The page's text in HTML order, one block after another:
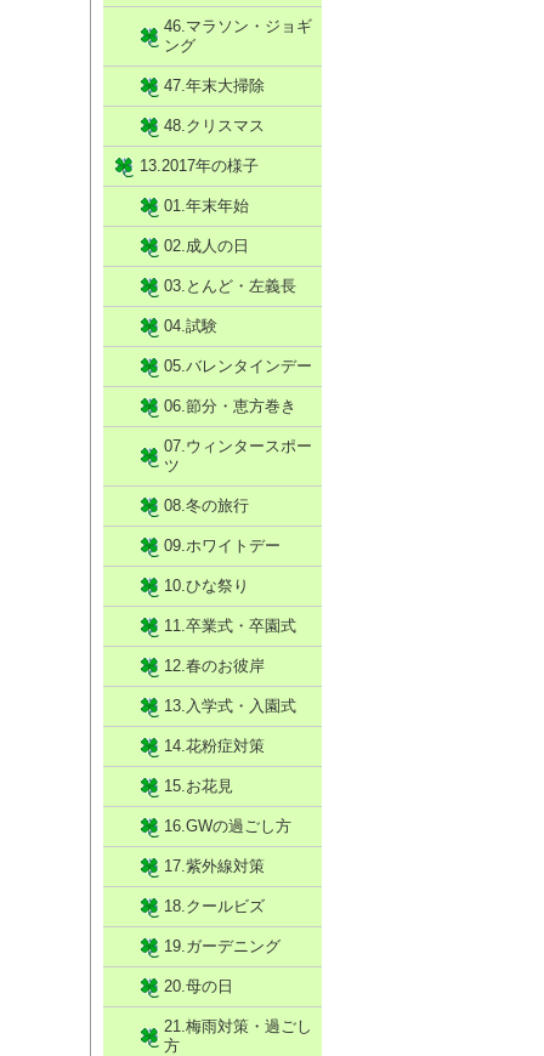
46.マラソン・ジョギ
ング
47.年末大掃除
48.クリスマス
13.2017年の様子
01.年末年始
02.成人の日
03.とんど・左義長
04.試験
05.バレンタインデー
06.節分・恵方巻き
07.ウィンタースポー
ツ
08.冬の旅行
09.ホワイトデー
10.ひな祭り
11.卒業式・卒園式
12.春のお彼岸
13.入学式・入園式
14.花粉症対策
15.お花見
16.GWの過ごし方
17.紫外線対策
18.クールビズ
19.ガーデニング
20.母の日
21.梅雨対策・過ごし
方